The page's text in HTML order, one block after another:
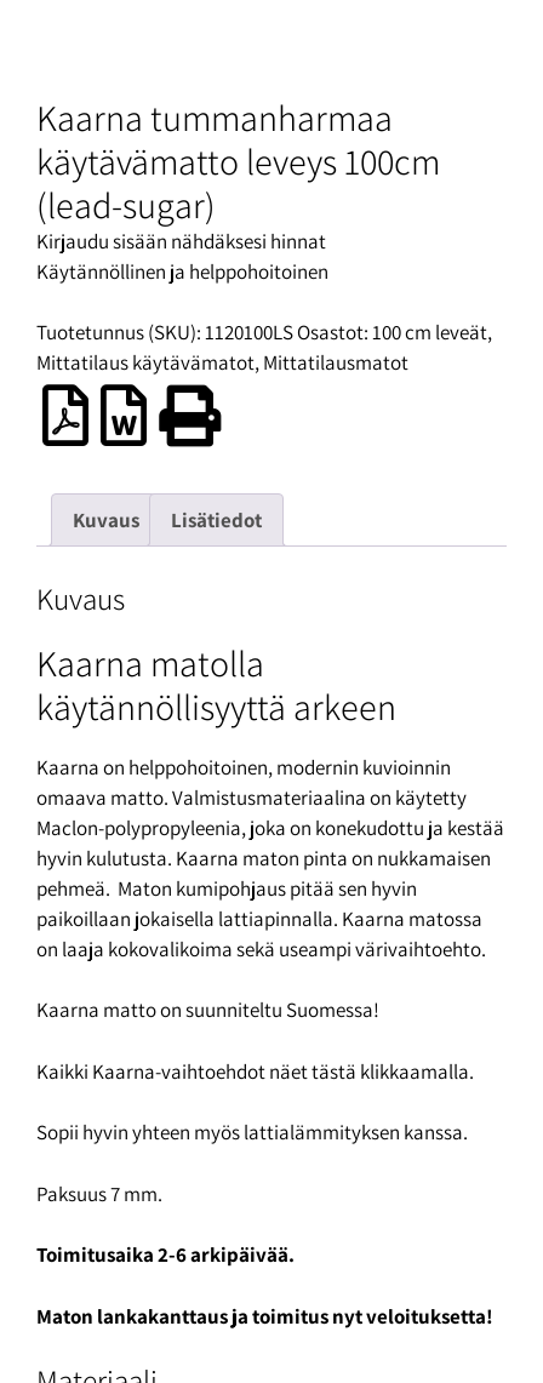
Kaarna tummanharmaa
käytävämatto leveys 100cm
(lead-sugar)
Kirjaudu sisään nähdäksesi hinnat
Käytännöllinen ja helppohoitoinen
Tuotetunnus (SKU):1120100LSOsastot:100 cm leveät,
Mittatilaus käytävämatot,Mittatilausmatot
Kuvaus Lisätiedot
Kuvaus
Kaarna matolla
käytännöllisyyttä arkeen
Kaarna on helppohoitoinen, modernin kuvioinnin
omaava matto. Valmistusmateriaalina on käytetty
Maclon-polypropyleenia, joka on konekudottu ja kestää
hyvin kulutusta. Kaarna maton pinta on nukkamaisen
pehmeä. Maton kumipohjaus pitää sen hyvin
paikoillaan jokaisella lattiapinnalla. Kaarna matossa
on laaja kokovalikoima sekä useampi värivaihtoehto.
Kaarna matto on suunniteltu Suomessa!
Kaikki Kaarna-vaihtoehdot näet tästä klikkaamalla.
Sopii hyvin yhteen myös lattialämmityksen kanssa.
Paksuus 7 mm.
Toimitusaika 2-6 arkipäivää.
Maton lankakanttaus ja toimitus nyt veloituksetta!